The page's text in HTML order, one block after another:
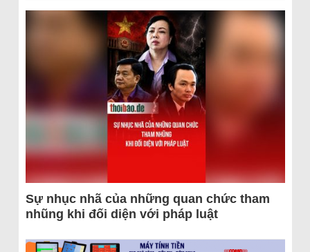
Sự nhục nhã của những quan chức tham
nhũng khi đối diện với pháp luật